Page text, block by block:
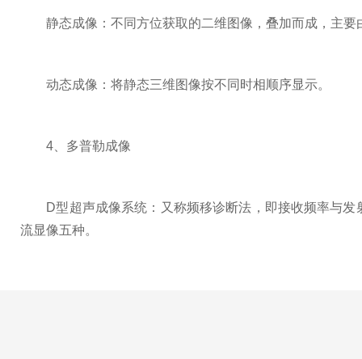
静态成像：不同方位获取的二维图像，叠加而成，主要
动态成像：将静态三维图像按不同时相顺序显示。
4、多普勒成像
D型超声成像系统：又称频移诊断法，即接收频率与发
流显像五种。